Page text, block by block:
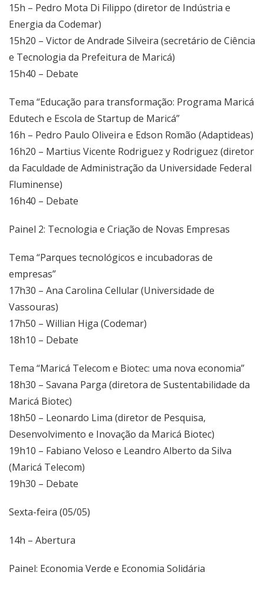
15h – Pedro Mota Di Filippo (diretor de Indústria e
Energia da Codemar)
15h20 – Victor de Andrade Silveira (secretário de Ciência
e Tecnologia da Prefeitura de Maricá)
15h40 – Debate
Tema “Educação para transformação: Programa Maricá
Edutech e Escola de Startup de Maricá”
16h – Pedro Paulo Oliveira e Edson Romão (Adaptideas)
16h20 – Martius Vicente Rodriguez y Rodriguez (diretor
da Faculdade de Administração da Universidade Federal
Fluminense)
16h40 – Debate
Painel 2: Tecnologia e Criação de Novas Empresas
Tema “Parques tecnológicos e incubadoras de
empresas”
17h30 – Ana Carolina Cellular (Universidade de
Vassouras)
17h50 – Willian Higa (Codemar)
18h10 – Debate
Tema “Maricá Telecom e Biotec: uma nova economia”
18h30 – Savana Parga (diretora de Sustentabilidade da
Maricá Biotec)
18h50 – Leonardo Lima (diretor de Pesquisa,
Desenvolvimento e Inovação da Maricá Biotec)
19h10 – Fabiano Veloso e Leandro Alberto da Silva
(Maricá Telecom)
19h30 – Debate
Sexta-feira (05/05)
14h – Abertura
Painel: Economia Verde e Economia Solidária